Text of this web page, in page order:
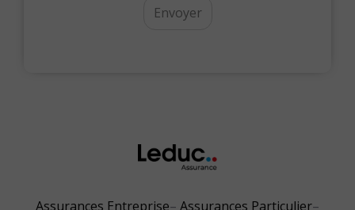
Assurances Entreprise Assurances Particulier